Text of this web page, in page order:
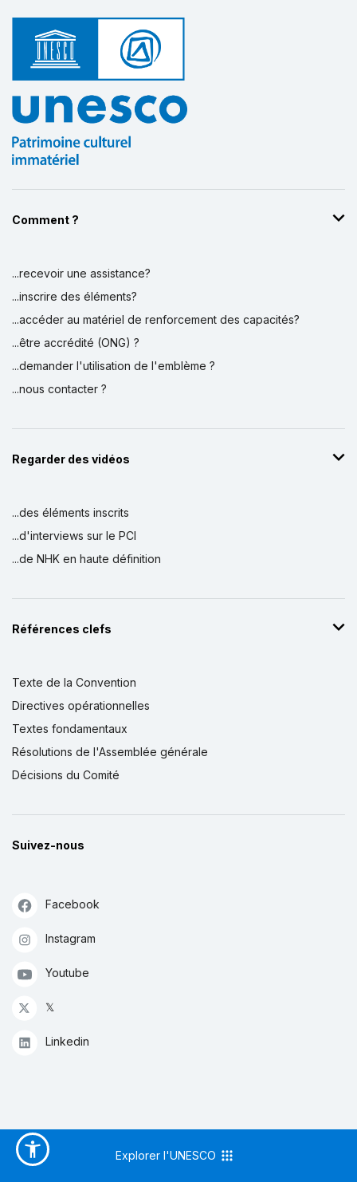
Comment ?
...recevoir une assistance?
...inscrire des éléments?
...accéder au matériel de renforcement des capacités?
...être accrédité (ONG) ?
...demander l'utilisation de l'emblème ?
...nous contacter ?
Regarder des vidéos
...des éléments inscrits
...d'interviews sur le PCI
...de NHK en haute définition
Références clefs
Texte de la Convention
Directives opérationnelles
Textes fondamentaux
Résolutions de l'Assemblée générale
Décisions du Comité
Suivez-nous
Facebook
Instagram
Youtube
𝕏
Linkedin
Explorer l'UNESCO